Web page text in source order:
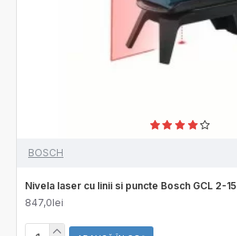
BOSCH
Nivela laser cu linii si puncte Bosch GCL 2-15
847,0lei